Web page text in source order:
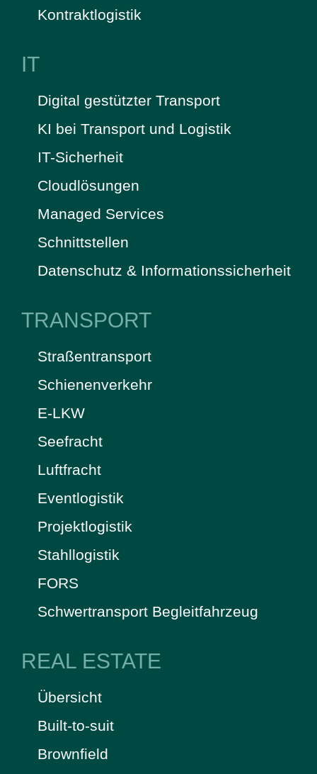
Kontraktlogistik
IT
Digital gestützter Transport
KI bei Transport und Logistik
IT-Sicherheit
Cloudlösungen
Managed Services
Schnittstellen
Datenschutz & Informationssicherheit
TRANSPORT
Straßentransport
Schienenverkehr
E-LKW
Seefracht
Luftfracht
Eventlogistik
Projektlogistik
Stahllogistik
FORS
Schwertransport Begleitfahrzeug
REAL ESTATE
Übersicht
Built-to-suit
Brownfield